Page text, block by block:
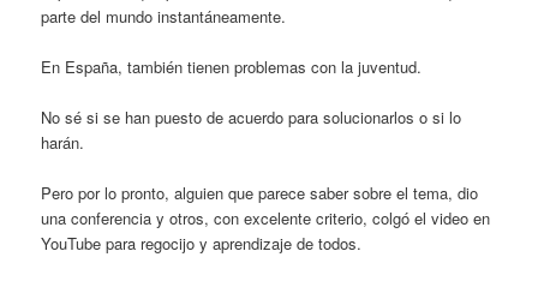
parte del mundo instantáneamente.
En España, también tienen problemas con la juventud.
No sé si se han puesto de acuerdo para solucionarlos o si lo
harán.
Pero por lo pronto, alguien que parece saber sobre el tema, dio
una conferencia y otros, con excelente criterio, colgó el video en
YouTube para regocijo y aprendizaje de todos.